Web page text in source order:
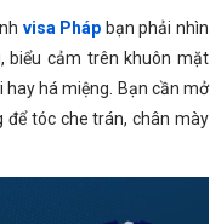
visa Pháp bạn phải nhìn
biểu cảm trên khuôn mặt
há miệng. Bạn cần mở
để tóc che trán, chân mày